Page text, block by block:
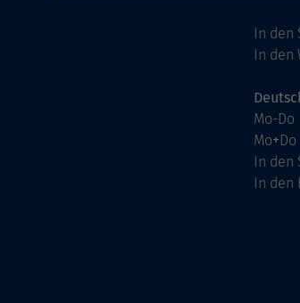
In den
In den
Mo-
Mo+
In den
In den